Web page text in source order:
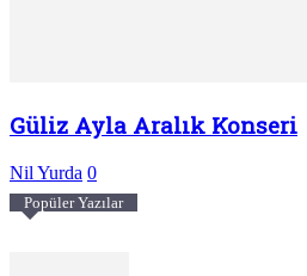
Güliz Ayla Aralık Konseri
Nil Yurda 0
Popüler Yazılar